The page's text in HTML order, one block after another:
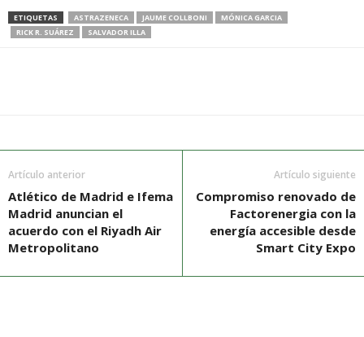
ETIQUETAS ASTRAZENECA JAUME COLLBONI
MÓNICA GARCIA
RICK R. SUÁREZ
SALVADOR ILLA
Artículo anterior
Atlético de Madrid e Ifema
Madrid anuncian el
acuerdo con el Riyadh Air
Metropolitano
Artículo siguiente
Compromiso renovado de
Factorenergia con la
energía accesible desde
Smart City Expo